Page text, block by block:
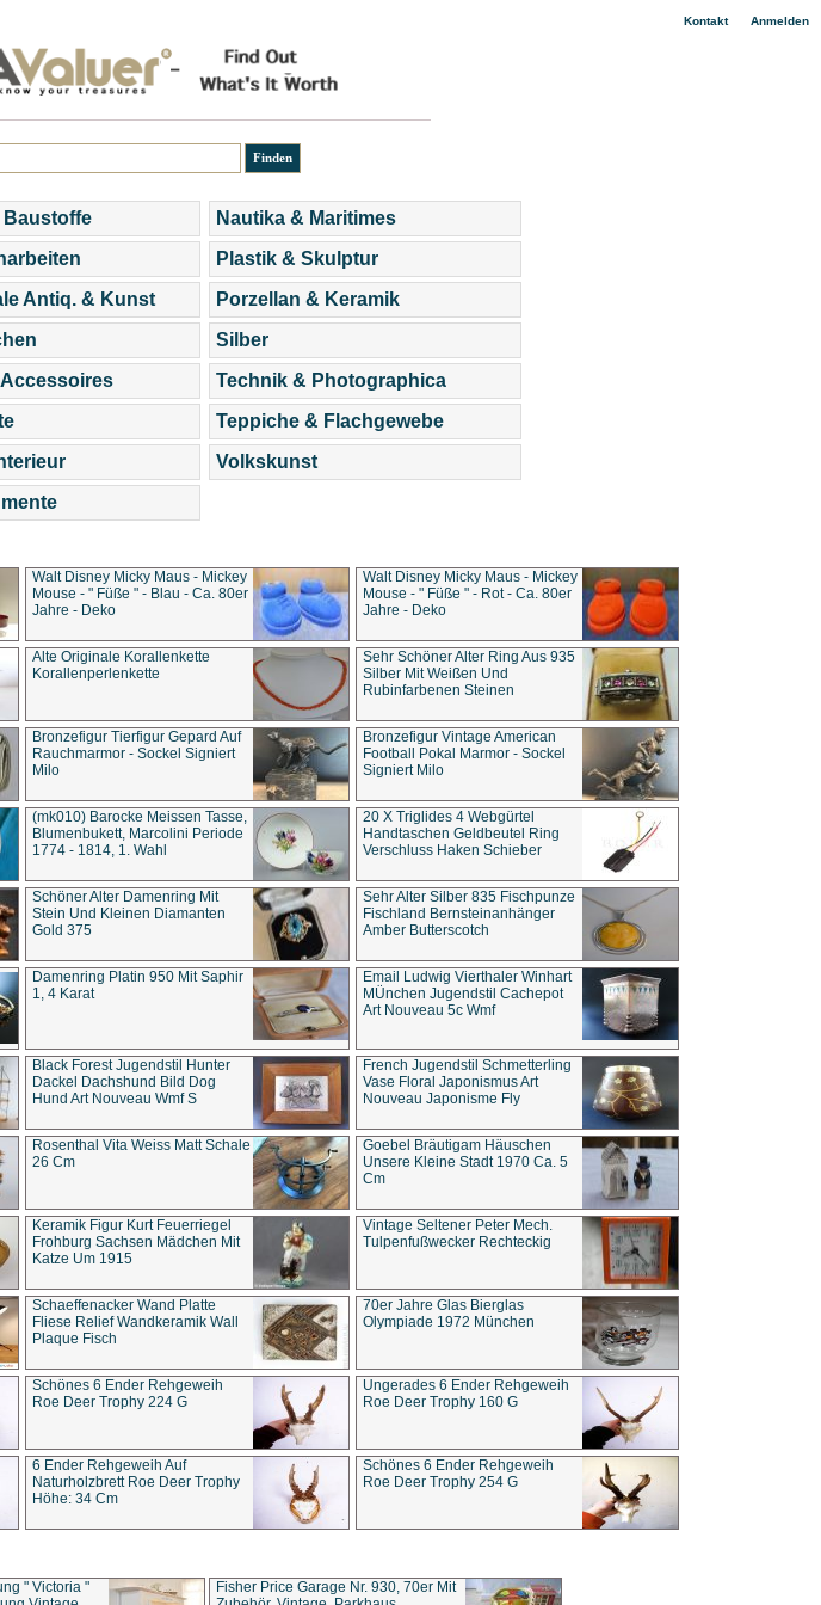
Kontakt| Anmelden
Baustoffe
Antiq. & Kunst
Nautika & Maritimes
Plastik & Skulptur
Porzellan & Keramik
Silber
Technik & Photographica
Teppiche & Flachgewebe
Volkskunst
Walt Disney Micky Maus - Mickey
Mouse - " Füße " - Blau - Ca. 80er
Jahre - Deko
Walt Disney Micky Maus - Mickey
Mouse - " Füße " - Rot - Ca. 80er
Jahre - Deko
Alte Originale Korallenkette
Korallenperlenkette
Sehr Schöner Alter Ring Aus 935
Silber Mit Weißen Und
Rubinfarbenen Steinen
Bronzefigur Tierfigur Gepard Auf
Rauchmarmor - Sockel Signiert
Milo
Bronzefigur Vintage American
Football Pokal Marmor - Sockel
Signiert Milo
(mk010) Barocke Meissen Tasse,
Blumenbukett, Marcolini Periode
1774 - 1814, 1. Wahl
20 X Triglides 4 Webgürtel
Handtaschen Geldbeutel Ring
Verschluss Haken Schieber
Schöner Alter Damenring Mit
Stein Und Kleinen Diamanten
Gold 375
Sehr Alter Silber 835 Fischpunze
Fischland Bernsteinanhänger
Amber Butterscotch
Damenring Platin 950 Mit Saphir
1, 4 Karat
Email Ludwig Vierthaler Winhart
MÜnchen Jugendstil Cachepot
Art Nouveau 5c Wmf
Black Forest Jugendstil Hunter
Dackel Dachshund Bild Dog
Hund Art Nouveau Wmf S
French Jugendstil Schmetterling
Vase Floral Japonismus Art
Nouveau Japonisme Fly
Rosenthal Vita Weiss Matt Schale
26 Cm
Goebel Bräutigam Häuschen
Unsere Kleine Stadt 1970 Ca. 5
Cm
Keramik Figur Kurt Feuerriegel
Frohburg Sachsen Mädchen Mit
Katze Um 1915
Vintage Seltener Peter Mech.
Tulpenfußwecker Rechteckig
Schaeffenacker Wand Platte
Fliese Relief Wandkeramik Wall
Plaque Fisch
70er Jahre Glas Bierglas
Olympiade 1972 München
Schönes 6 Ender Rehgeweih
Roe Deer Trophy 224 G
Ungerades 6 Ender Rehgeweih
Roe Deer Trophy 160 G
6 Ender Rehgeweih Auf
Naturholzbrett Roe Deer Trophy
Höhe: 34 Cm
Schönes 6 Ender Rehgeweih
Roe Deer Trophy 254 G
" Victoria "
Fisher Price Garage Nr. 930, 70er Mit